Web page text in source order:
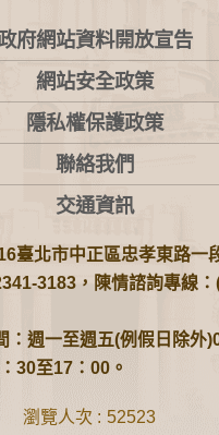
府網站資料開放宣告
網站安全政策
隱私權保護政策
聯絡我們
交通資訊
臺北市中正區忠孝東路一
3183，陳情諮詢專線
：週一至週五(例假日除外
30至17：00。
瀏覽人次 52523